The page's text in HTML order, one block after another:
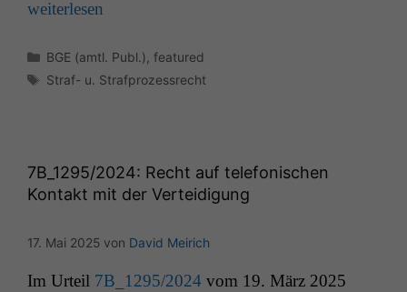
weit­er­lesen
Kategorien
BGE (amtl. Publ.) ,featured
Schlagwörter
Straf- u. Strafprozessrecht
7B_1295/2024: Recht auf telefonischen
Kontakt mit der Verteidigung
17. Mai 2025 von David Meirich
Im Urteil 7B_1295/2024 vom 19. März 2025